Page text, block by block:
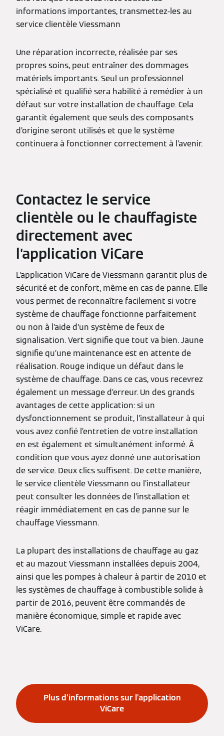
informations importantes, transmettez-les au
service clientèle Viessmann
Une réparation incorrecte, réalisée par ses
propres soins, peut entraîner des dommages
matériels importants. Seul un professionnel
spécialisé et qualifié sera habilité à remédier à un
défaut sur votre installation de chauffage. Cela
garantit également que seuls des composants
d’origine seront utilisés et que le système
continuera à fonctionner correctement à l’avenir.
Contactez le service
clientèle ou le chauffagiste
directement avec
l’application ViCare
L’application ViCare de Viessmann garantit plus de
sécurité et de confort, même en cas de panne. Elle
vous permet de reconnaître facilement si votre
système de chauffage fonctionne parfaitement
ou non à l’aide d’un système de feux de
signalisation. Vert signifie que tout va bien. Jaune
signifie qu’une maintenance est en attente de
réalisation. Rouge indique un défaut dans le
système de chauffage. Dans ce cas, vous recevrez
également un message d’erreur. Un des grands
avantages de cette application: si un
dysfonctionnement se produit, l’installateur à qui
vous avez confié l’entretien de votre installation
en est également et simultanément informé. À
condition que vous ayez donné une autorisation
de service. Deux clics suffisent. De cette manière,
le service clientèle Viessmann ou l’installateur
peut consulter les données de l’installation et
réagir immédiatement en cas de panne sur le
chauffage Viessmann.
La plupart des installations de chauffage au gaz
et au mazout Viessmann installées depuis 2004,
ainsi que les pompes à chaleur à partir de 2010 et
les systèmes de chauffage à combustible solide à
partir de 2016, peuvent être commandés de
manière économique, simple et rapide avec
ViCare.
Plus d’informations sur l’application
ViCare